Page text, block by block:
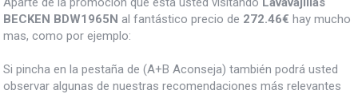
BECKEN BDW1965N al fantástico precio de 272.46€ hay mucho
mas, como por ejemplo:
Si pincha en la pestaña de (A+B Aconseja) también podrá usted
observar algunas de nuestras recomendaciones más relevantes